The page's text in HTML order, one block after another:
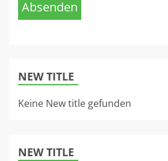
Absenden
NEW TITLE
Keine New title gefunden
NEW TITLE